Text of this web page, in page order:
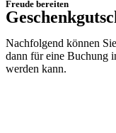
Freude bereiten
Nachfolgend können
dann für eine Buchung
werden kann.